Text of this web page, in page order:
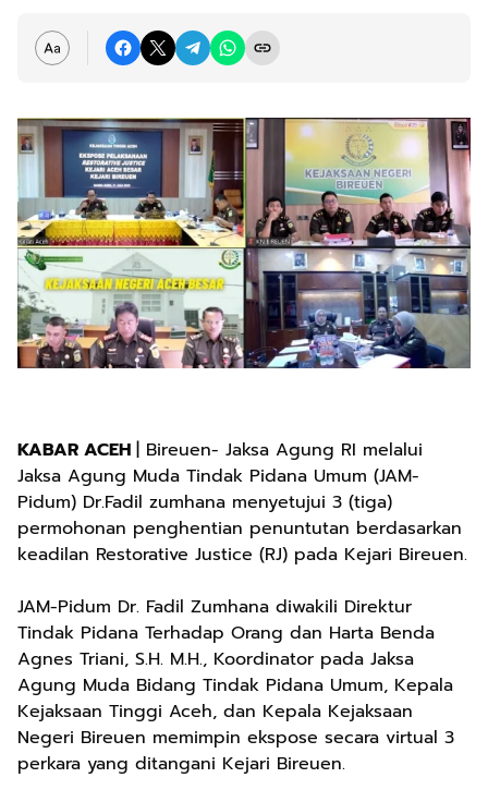
KABAR ACEH
| Bireuen- Jaksa Agung RI melalui
Jaksa Agung Muda Tindak Pidana Umum (JAM-
Pidum) Dr.Fadil zumhana menyetujui 3 (tiga)
permohonan penghentian penuntutan berdasarkan
keadilan Restorative Justice (RJ) pada Kejari Bireuen.
JAM-Pidum Dr. Fadil Zumhana diwakili Direktur
Tindak Pidana Terhadap Orang dan Harta Benda
Agnes Triani, S.H. M.H., Koordinator pada Jaksa
Agung Muda Bidang Tindak Pidana Umum, Kepala
Kejaksaan Tinggi Aceh, dan Kepala Kejaksaan
Negeri Bireuen memimpin ekspose secara virtual 3
perkara yang ditangani Kejari Bireuen.